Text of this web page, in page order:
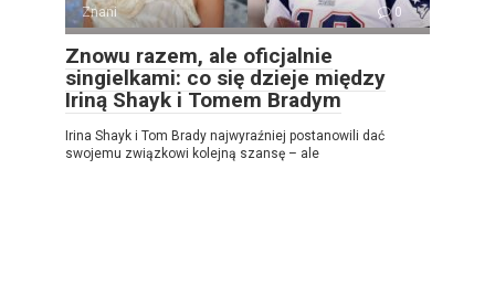
Znani 0
Znowu razem, ale oficjalnie
singielkami: co się dzieje między
Iriną Shayk i Tomem Bradym
Irina Shayk i Tom Brady najwyraźniej postanowili dać
swojemu związkowi kolejną szansę – ale